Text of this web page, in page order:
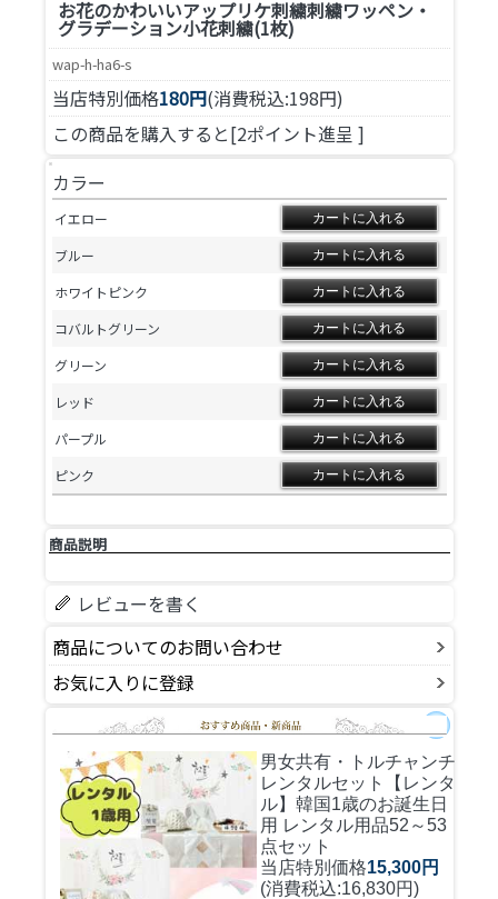
お花のかわいいアップリケ刺繍刺繍ワッペン・
グラデーション小花刺繍(1枚)
wap-h-ha6-s
当店特別価格180円(消費税込:198円)
この商品を購入すると[2ポイント進呈 ]
カラー
イエロー
ブルー
ホワイトピンク
コバルトグリーン
グリーン
レッド
パープル
ピンク
商品説明
レビューを書く
商品についてのお問い合わせ
お気に入りに登録
男女共有・トルチャンチ
レンタルセット
【レンタ
ル】韓国1歳のお誕生日
用 レンタル用品52～53
点セット
当店特別価格15,300円
(消費税込:16,830円)